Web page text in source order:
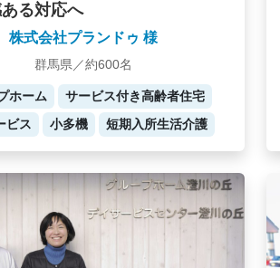
る対応へ
株式会社プランドゥ 様
群馬県／約600名
ホーム
サービス付き高齢者住宅
ビス
小多機 短期入所生活介護